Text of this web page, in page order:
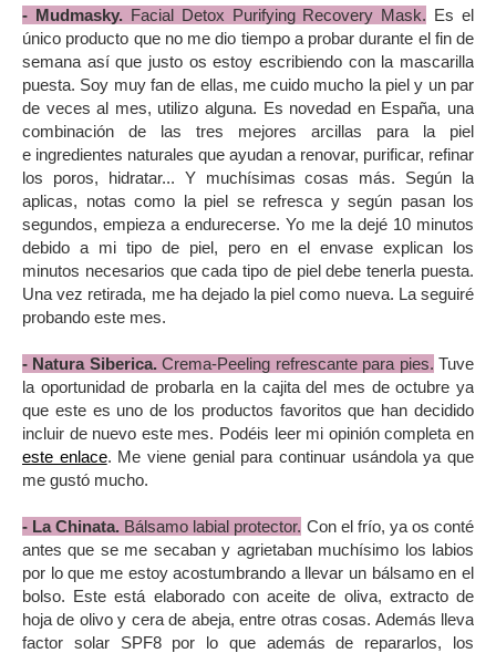
- Mudmasky. Facial Detox Purifying Recovery Mask. Es el
único producto que no me dio tiempo a probar durante el fin de
semana así que justo os estoy escribiendo con la mascarilla
puesta. Soy muy fan de ellas, me cuido mucho la piel y un par
de veces al mes, utilizo alguna. Es novedad en España, una
combinación de las tres mejores arcillas para la piel
e ingredientes naturales que ayudan a renovar, purificar, refinar
los poros, hidratar... Y muchísimas cosas más. Según la
aplicas, notas como la piel se refresca y según pasan los
segundos, empieza a endurecerse. Yo me la dejé 10 minutos
debido a mi tipo de piel, pero en el envase explican los
minutos necesarios que cada tipo de piel debe tenerla puesta.
Una vez retirada, me ha dejado la piel como nueva. La seguiré
probando este mes.
- Natura Siberica.Crema-Peeling refrescante para pies. Tuve
la oportunidad de probarla en la cajita del mes de octubre ya
que este es uno de los productos favoritos que han decidido
incluir de nuevo este mes. Podéis leer mi opinión completa en
este enlace. Me viene genial para continuar usándola ya que
me gustó mucho.
- La Chinata. Bálsamo labial protector. Con el frío, ya os conté
antes que se me secaban y agrietaban muchísimo los labios
por lo que me estoy acostumbrando a llevar un bálsamo en el
bolso. Este está elaborado con aceite de oliva, extracto de
hoja de olivo y cera de abeja, entre otras cosas. Además lleva
factor solar SPF8 por lo que además de repararlos, los